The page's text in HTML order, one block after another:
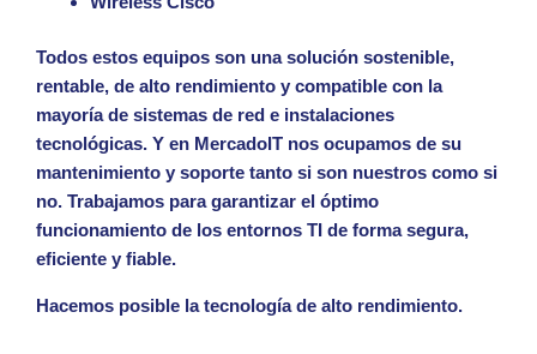
Todos estos equipos son una solución sostenible,
rentable, de alto rendimiento y compatible con la
mayoría de sistemas de red e instalaciones
tecnológicas. Y en MercadoIT nos ocupamos de su
mantenimiento y soporte tanto si son nuestros como si
no. Trabajamos para garantizar el óptimo
funcionamiento de los entornos TI de forma segura,
eficiente y fiable.
Hacemos posible la tecnología de alto rendimiento.